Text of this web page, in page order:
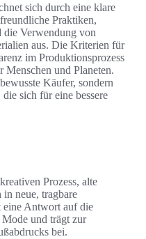
sich durch eine klare
Praktiken,
die Verwendung von
aus. Die Kriterien für
im Produktionsprozess
Menschen und Planeten.
Käufer, sondern
sich für eine bessere
Prozess, alte
neue, tragbare
eine Antwort auf die
und trägt zur
bei.